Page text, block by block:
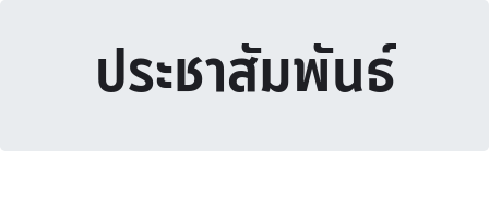
ประชาสัมพันธ์